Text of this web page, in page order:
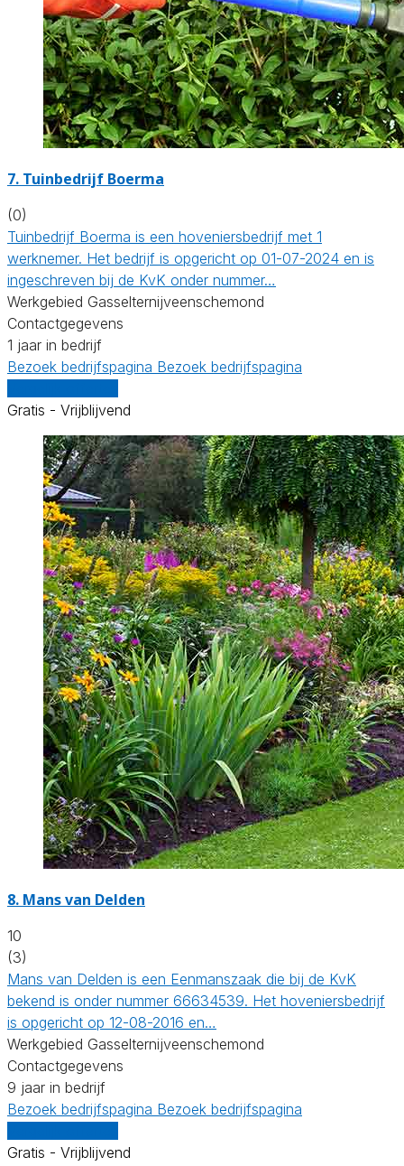
7. Tuinbedrijf Boerma
(0)
Tuinbedrijf Boerma is een hoveniersbedrijf met 1
werknemer. Het bedrijf is opgericht op 01-07-2024 en is
ingeschreven bij de KvK onder nummer…
Werkgebied Gasselternijveenschemond
Contactgegevens
1 jaar in bedrijf
Bezoek bedrijfspagina Bezoek bedrijfspagina
Gratis - Vrijblijvend
8. Mans van Delden
10
(3)
Mans van Delden is een Eenmanszaak die bij de KvK
bekend is onder nummer 66634539. Het hoveniersbedrijf
is opgericht op 12-08-2016 en…
Werkgebied Gasselternijveenschemond
Contactgegevens
9 jaar in bedrijf
Bezoek bedrijfspagina Bezoek bedrijfspagina
Gratis - Vrijblijvend